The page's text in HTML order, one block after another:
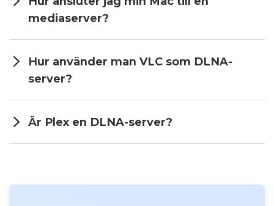
mediaserver?
Hur använder man VLC som DLNA-
server?
Är Plex en DLNA-server?